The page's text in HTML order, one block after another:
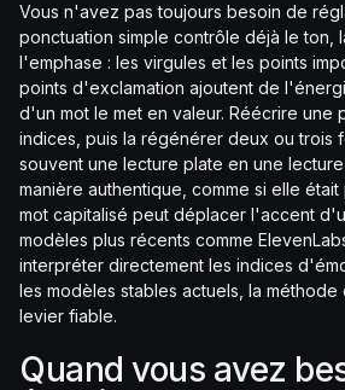
Vous n'avez pas toujours besoin de
ponctuation simple contrôle déjà le ton,
l'emphase : les virgules et les points
points d'exclamation ajoutent de
d'un mot le met en valeur. Réécrire une
indices, puis la régénérer deux ou trois
souvent une lecture plate en une
manière authentique, comme si elle
mot capitalisé peut déplacer l'accent
modèles plus récents comme
interpréter directement les indices
les modèles stables actuels, la
levier fiable.
Quand vous avez